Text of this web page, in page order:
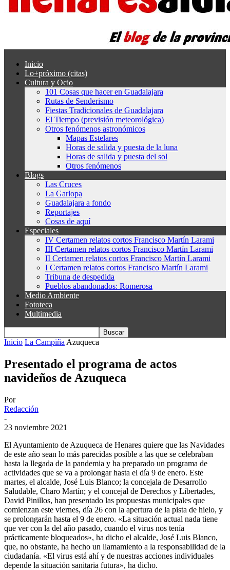
Inicio
Lo+próximo (citas)
Cultura y Ocio
101 Cosas que hacer en Guadalajara
Rutas de Senderismo
Fiestas Tradicionales de Guadalajara
El Tiempo (previsión meteorológica)
Otros fenómenos astronómicos
Mapas Estelares
Horas de salida y puesta de la luna
Horas de salida y puesta del sol
Otros fenómenos
Blogs
Las Cruces
La Garlopa
Guadalajara a fondo
Reportajes
Cosas de aquí
Especiales
IV Certamen relatos cortos Francisco Martín Larami
III Certamen relatos cortos Francisco Martín Larami
II Certamen relatos cortos Francisco Martín Larami
I Certamen relatos cortos Francisco Martín Larami
Tribuna de despedida
Pueblos abandonados: Romerosa
Medio Ambiente
Fototeca
Multimedia
Inicio La Campiña Azuqueca
Presentado el programa de actos
navideños de Azuqueca
Por
Redacción
-
23 noviembre 2021
El Ayuntamiento de Azuqueca de Henares quiere que las Navidades
de este año sean lo más parecidas posible a las que se celebraban
hasta la llegada de la pandemia y ha preparado un programa de
actividades que se va a prolongar hasta el día 9 de enero. Este
martes, el alcalde, José Luis Blanco; la concejala de Desarrollo
Saludable, Charo Martín; y el concejal de Derechos y Libertades,
David Pinillos, han presentado las propuestas municipales que
comienzan este viernes, día 26 con la apertura de la pista de hielo, y
se prolongarán hasta el 9 de enero. «La situación actual nada tiene
que ver con la del año pasado, cuando el virus nos tenía
prácticamente bloqueados», ha dicho el alcalde, José Luis Blanco,
que, no obstante, ha hecho un llamamiento a la responsabilidad de la
ciudadanía. «El virus está ahí y de nuestras acciones individuales
depende la situación sanitaria futura», ha dicho.